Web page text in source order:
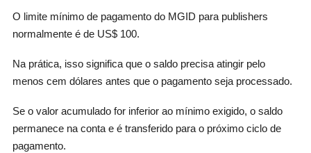
O limite mínimo de pagamento do MGID para publishers
normalmente é de US$ 100.
Na prática, isso significa que o saldo precisa atingir pelo
menos cem dólares antes que o pagamento seja processado.
Se o valor acumulado for inferior ao mínimo exigido, o saldo
permanece na conta e é transferido para o próximo ciclo de
pagamento.